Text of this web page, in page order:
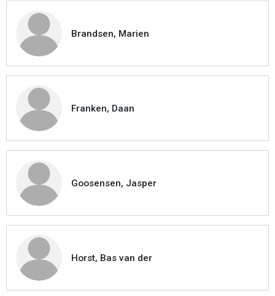
Brandsen, Marien
Franken, Daan
Goosensen, Jasper
Horst, Bas van der